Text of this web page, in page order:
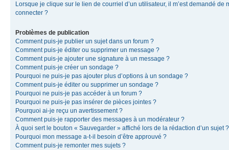
Lorsque je clique sur le lien de courriel d’un utilisateur, il m’est demandé de
connecter ?
Problèmes de publication
Comment puis-je publier un sujet dans un forum ?
Comment puis-je éditer ou supprimer un message ?
Comment puis-je ajouter une signature à un message ?
Comment puis-je créer un sondage ?
Pourquoi ne puis-je pas ajouter plus d’options à un sondage ?
Comment puis-je éditer ou supprimer un sondage ?
Pourquoi ne puis-je pas accéder à un forum ?
Pourquoi ne puis-je pas insérer de pièces jointes ?
Pourquoi ai-je reçu un avertissement ?
Comment puis-je rapporter des messages à un modérateur ?
À quoi sert le bouton « Sauvegarder » affiché lors de la rédaction d’un sujet ?
Pourquoi mon message a-t-il besoin d’être approuvé ?
Comment puis-je remonter mes sujets ?